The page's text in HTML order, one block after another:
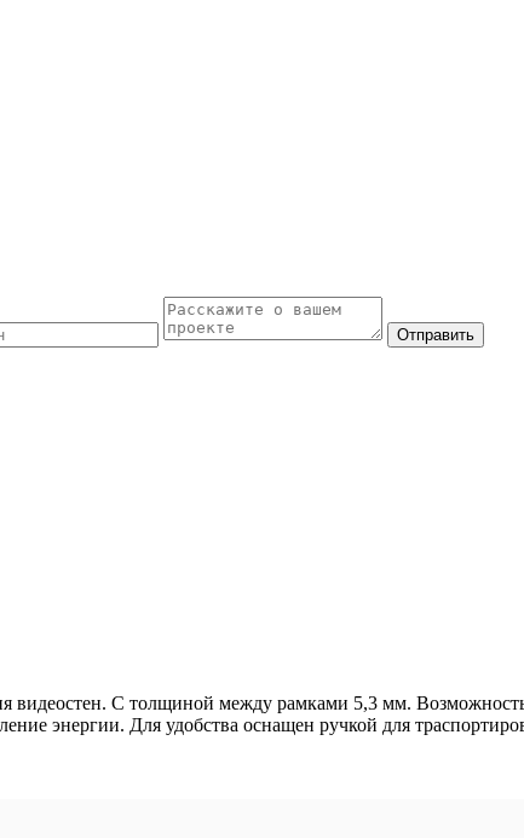
Отправить
видеостен. С толщиной между рамками 5,3 мм.
энергии. Для удобства оснащен ручкой для